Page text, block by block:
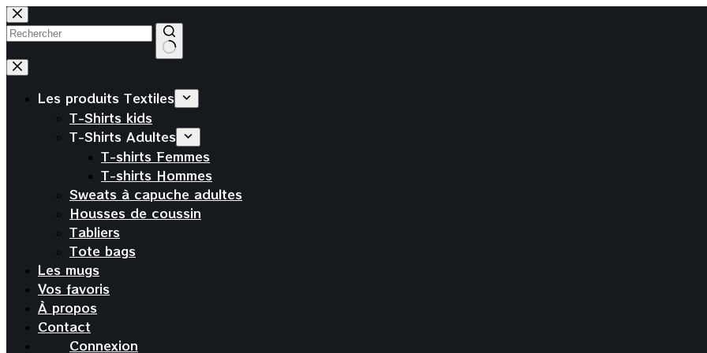
Passer
au
contenu
Aucun
résultat
Les produits Textiles
T-Shirts kids
T-Shirts Adultes
T-shirts Femmes
T-shirts Hommes
Sweats à capuche adultes
Housses de coussin
Tabliers
Tote bags
Les mugs
Vos favoris
À propos
Contact
Connexion